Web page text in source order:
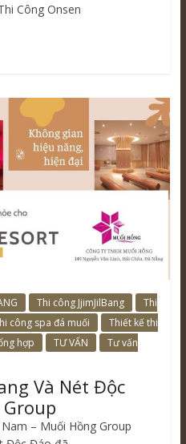
Công Onsen
Thi công JjimJilBang
Thi
công spa đá muối
Thiết kế thi
hợp TƯ VẤN
Tư vấn
Và Nét Độc
– Muối Hồng Group